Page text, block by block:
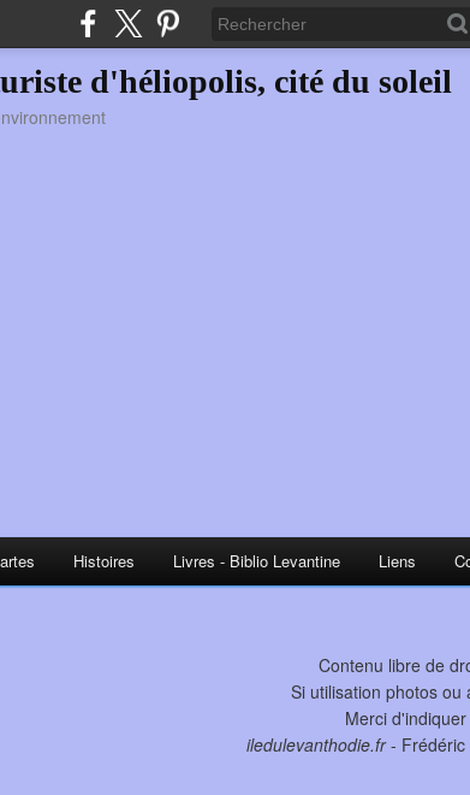
d'héliopolis, cité du soleil
Histoires Livres - Biblio Levantine Liens
Contenu libre de
Si utilisation photos ou
Merci d'indiquer
iledulevanthodie.fr- Frédéric